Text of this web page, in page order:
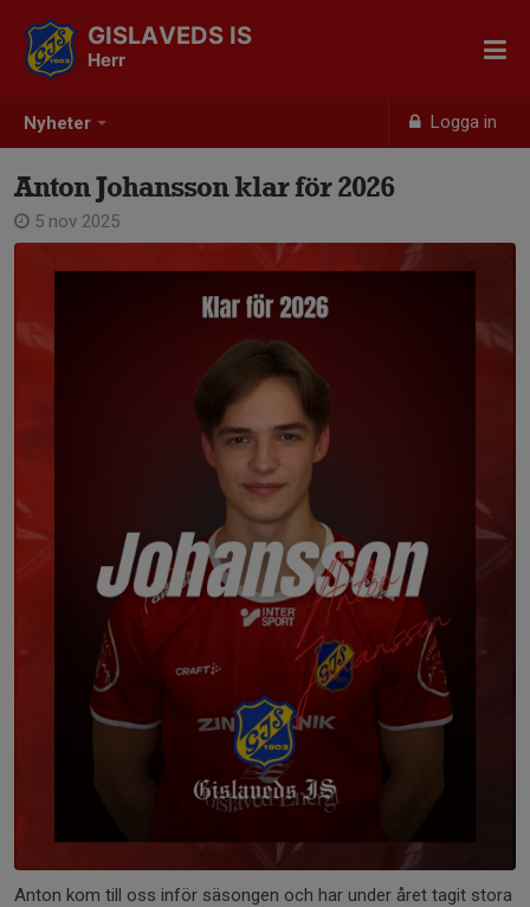
Nyheter Logga in
GISLAVEDS IS
Herr
Anton Johansson klar för 2026
5 nov 2025
Anton kom till oss inför säsongen och har under året tagit stora